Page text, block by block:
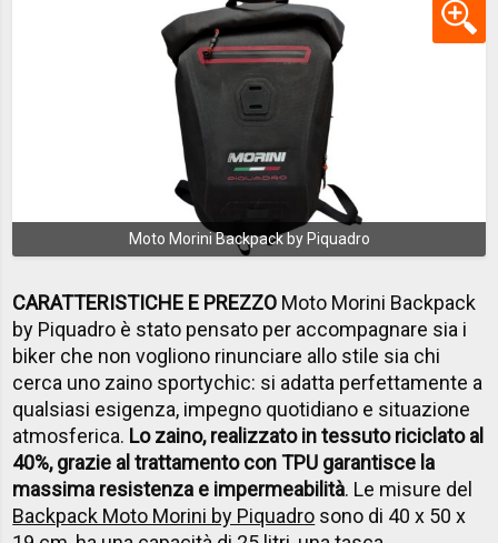
Moto Morini Backpack by Piquadro
CARATTERISTICHE E PREZZO Moto Morini Backpack
by Piquadro è stato pensato per accompagnare sia i
biker che non vogliono rinunciare allo stile sia chi
cerca uno zaino sportychic: si adatta perfettamente a
qualsiasi esigenza, impegno quotidiano e situazione
atmosferica. Lo zaino, realizzato in tessuto riciclato al
40%, grazie al trattamento con TPU garantisce la
massima resistenza e impermeabilità. Le misure del
Backpack Moto Morini by Piquadro sono di 40 x 50 x